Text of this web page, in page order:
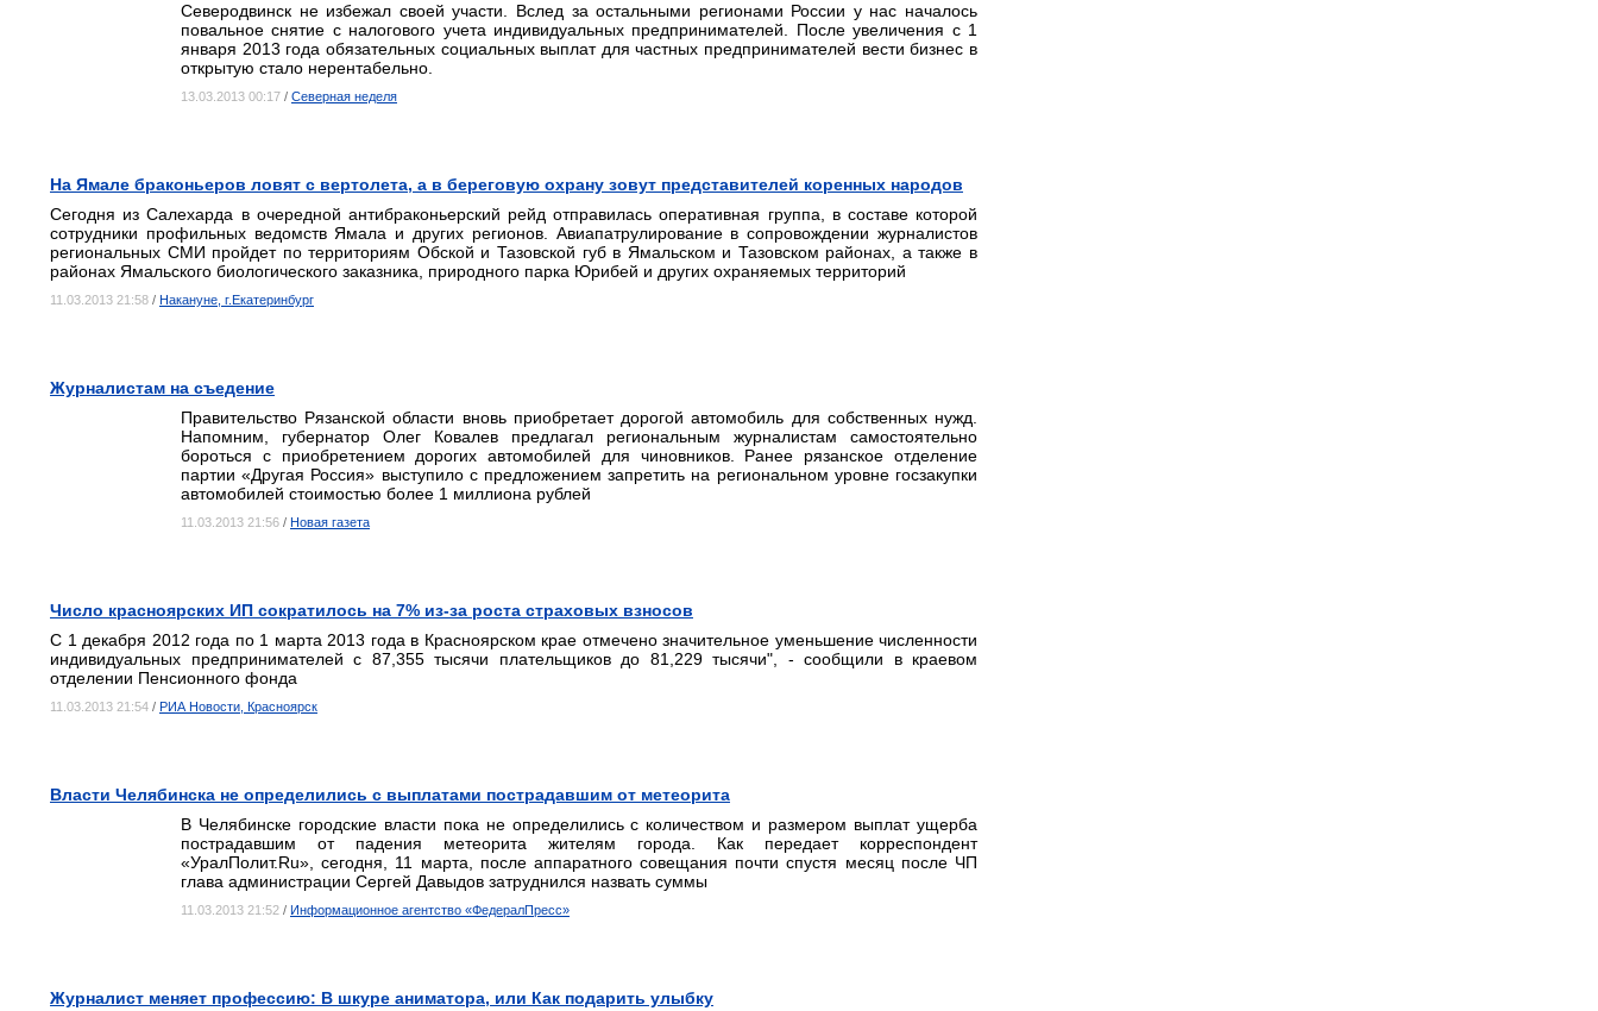
Северодвинск не избежал своей участи. Вслед за остальными регионами России у нас началось
повальное снятие с налогового учета индивидуальных предпринимателей. После увеличения с 1
января 2013 года обязательных социальных выплат для частных предпринимателей вести бизнес в
открытую стало нерентабельно.
13.03.2013 00:17 / Северная неделя
На Ямале браконьеров ловят с вертолета, а в береговую охрану зовут представителей коренных народов
Сегодня из Салехарда в очередной антибраконьерский рейд отправилась оперативная группа, в составе которой
сотрудники профильных ведомств Ямала и других регионов. Авиапатрулирование в сопровождении журналистов
региональных СМИ пройдет по территориям Обской и Тазовской губ в Ямальском и Тазовском районах, а также в
районах Ямальского биологического заказника, природного парка Юрибей и других охраняемых территорий
11.03.2013 21:58 / Накануне, г.Екатеринбург
Журналистам на съедение
Правительство Рязанской области вновь приобретает дорогой автомобиль для собственных нужд.
Напомним, губернатор Олег Ковалев предлагал региональным журналистам самостоятельно
бороться с приобретением дорогих автомобилей для чиновников. Ранее рязанское отделение
партии «Другая Россия» выступило с предложением запретить на региональном уровне госзакупки
автомобилей стоимостью более 1 миллиона рублей
11.03.2013 21:56 / Новая газета
Число красноярских ИП сократилось на 7% из-за роста страховых взносов
С 1 декабря 2012 года по 1 марта 2013 года в Красноярском крае отмечено значительное уменьшение численности
индивидуальных предпринимателей с 87,355 тысячи плательщиков до 81,229 тысячи", - сообщили в краевом
отделении Пенсионного фонда
11.03.2013 21:54 / РИА Новости, Красноярск
Власти Челябинска не определились с выплатами пострадавшим от метеорита
В Челябинске городские власти пока не определились с количеством и размером выплат ущерба
пострадавшим от падения метеорита жителям города. Как передает корреспондент
«УралПолит.Ru», сегодня, 11 марта, после аппаратного совещания почти спустя месяц после ЧП
глава администрации Сергей Давыдов затруднился назвать суммы
11.03.2013 21:52 / Информационное агентство «ФедералПресс»
Журналист меняет профессию: В шкуре аниматора, или Как подарить улыбку